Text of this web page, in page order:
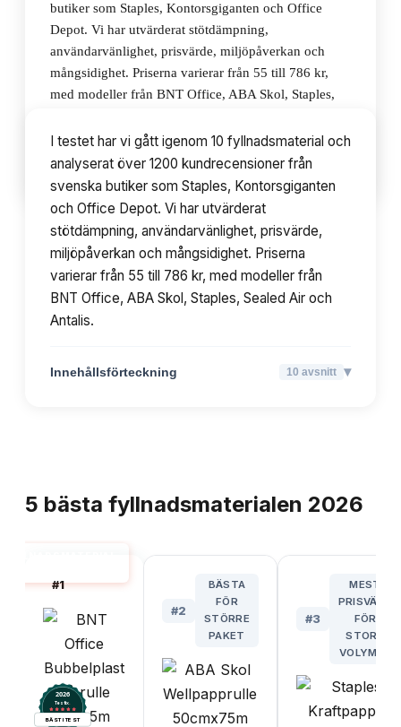
butiker som Staples, Kontorsgiganten och Office
Depot. Vi har utvärderat stötdämpning,
användarvänlighet, prisvärde, miljöpåverkan och
mångsidighet. Priserna varierar från 55 till 786 kr,
med modeller från BNT Office, ABA Skol, Staples,
Innehållsförteckning 10avsnitt
I testet har vi gått igenom 10 fyllnadsmaterial och
analyserat över 1200 kundrecensioner från
svenska butiker som Staples, Kontorsgiganten
och Office Depot. Vi har utvärderat
stötdämpning, användarvänlighet, prisvärde,
miljöpåverkan och mångsidighet. Priserna
varierar från 55 till 786 kr, med modeller från
BNT Office, ABA Skol, Staples, Sealed Air och
Antalis.
Innehållsförteckning 10 avsnitt ▾
5 bästa fyllnadsmaterialen 2026
#1
2026
Testix.
BÄST I TEST
#2
BÄSTA
FÖR
STÖRRE
PAKET
#3
MEST
PRISVÄRD
FÖR
STORA
VOLYMER